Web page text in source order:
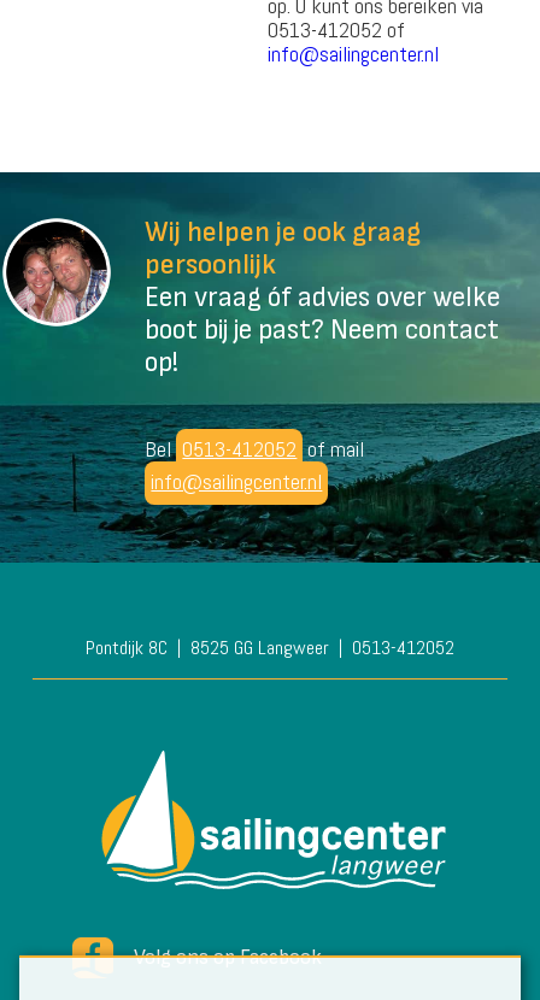
0513-412052 of
info@sailingcenter.nl
Wij helpen je ook graag
persoonlijk
Een vraag óf advies over welke
boot bij je past? Neem contact
op!
Bel 0513-412052 of mail
info@sailingcenter.nl
Pontdijk 8C 8525 GG Langweer 0513-412052
Volg ons op Facebook